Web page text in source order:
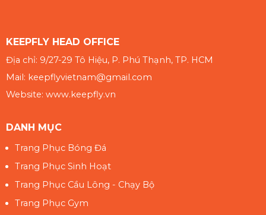
KEEPFLY HEAD OFFICE
Địa chỉ: 9/27-29 Tô Hiệu, P. Phú Thạnh, TP. HCM
Mail: keepflyvietnam@gmail.com
Website: www.keepfly.vn
DANH MỤC
Trang Phục Bóng Đá
Trang Phục Sinh Hoạt
Trang Phục Cầu Lông - Chạy Bộ
Trang Phục Gym